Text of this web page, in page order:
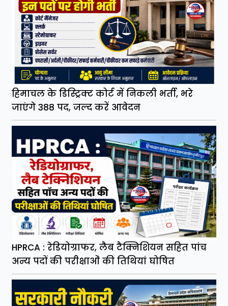
हिमाचल के डिस्ट्रिक्ट कोर्ट में निकली भर्ती, भरे
जाएंगे 388 पद, जल्द करें आवेदन
HPRCA : रेडियोग्राफर, लैब टैक्निशियन सहित पांच
अन्य पदों की परीक्षाओं की तिथियां घोषित